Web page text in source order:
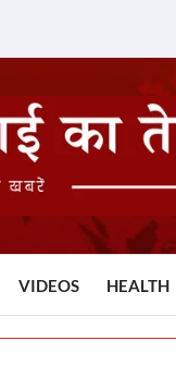
VIDEOS HEALTH